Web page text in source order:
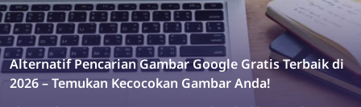
Alternatif Pencarian Gambar Google Gratis Terbaik di
2026 – Temukan Kecocokan Gambar Anda!